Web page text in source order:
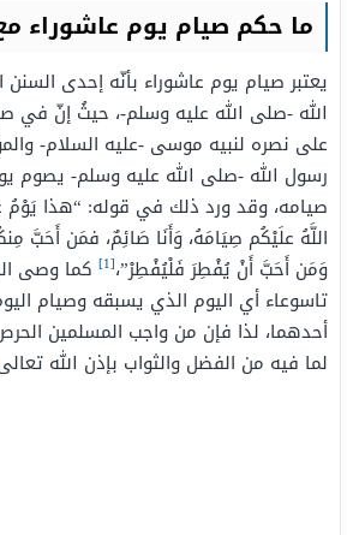
ما حكم صيام يوم عاشوراء
يعتبر صيام يوم عاشوراء بأنّه إحدى
الله -صلى الله عليه وسلم-، حيثُ إنّ في
على نصره لنبيه موسى -عليه السلام-
رسول الله -صلى الله عليه وسلم- يصوم
صيامه، وقد ورد ذلك في قوله: “هذا يَوْمُ
اللَّهُ علَيْكُم صِيَامَهُ، وَأَنَا صَائِمٌ، فمَن أَحَبَّ
وَمَن أَحَبَّ أَنْ يُفْطِرَ فَلْيُفْطِرْ”،[1]
كما وصى
تاسوعاء أي اليوم الذي يسبقه وصيام
أحدهما، لذا فإن من واجب المسلمين
لما فيه من الفضل والثواب بإذن الله